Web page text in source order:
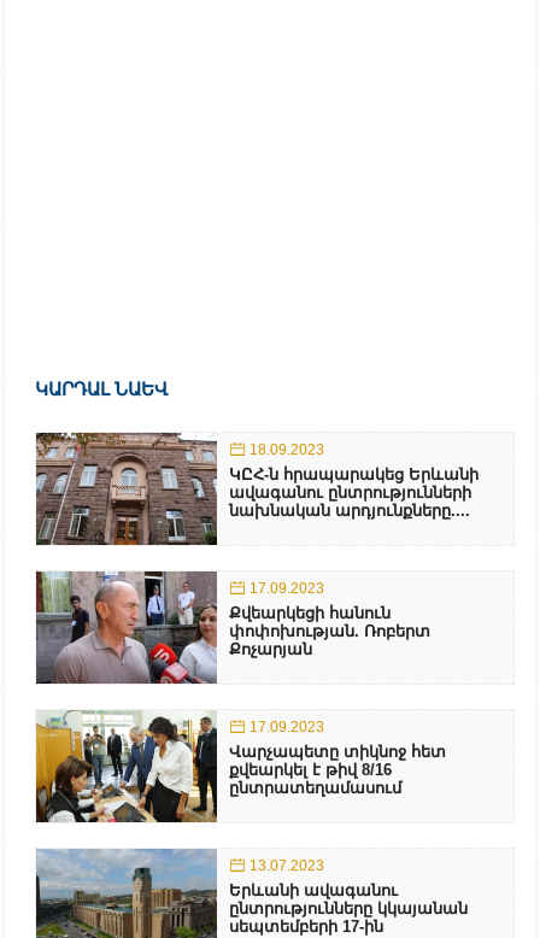
ԿԱՐԴԱԼ ՆԱԵՎ
18.09.2023
ԿԸՀ-ն հրապարակեց Երևանի
ավագանու ընտրությունների
նախնական արդյունքները....
17.09.2023
Քվեարկեցի հանուն
փոփոխության. Ռոբերտ
Քոչարյան
17.09.2023
Վարչապետը տիկնոջ հետ
քվեարկել է թիվ 8/16
ընտրատեղամասում
13.07.2023
Երևանի ավագանու
ընտրությունները կկայանան
սեպտեմբերի 17-ին